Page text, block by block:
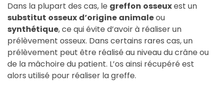
Dans la plupart des cas, le greffon osseuxest un
substitut osseux d’origine animaleou
synthétique, ce qui évite d’avoir à réaliser un
prélèvement osseux. Dans certains rares cas, un
prélèvement peut être réalisé au niveau du crâne ou
de la mâchoire du patient. L’os ainsi récupéré est
alors utilisé pour réaliser la greffe.